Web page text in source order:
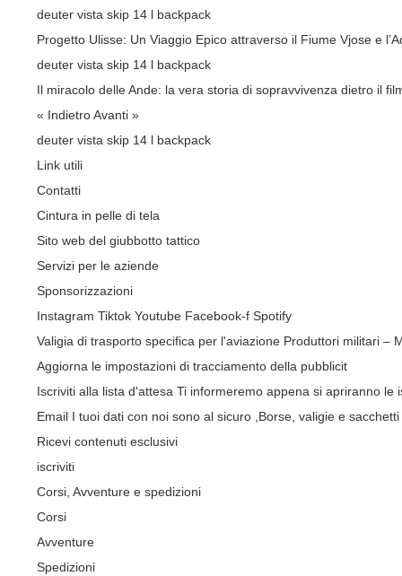
deuter vista skip 14 l backpack
Progetto Ulisse: Un Viaggio Epico attraverso il Fiume Vjose e
deuter vista skip 14 l backpack
Il miracolo delle Ande: la vera storia di sopravvivenza dietro il
« IndietroAvanti »
deuter vista skip 14 l backpack
Link utili
Contatti
Cintura in pelle di tela
Sito web del giubbotto tattico
Servizi per le aziende
Sponsorizzazioni
Instagram Tiktok Youtube Facebook-f Spotify
Valigia di trasporto specifica per l'aviazione Produttori militari –
Aggiorna le impostazioni di tracciamento della pubblicit
Iscriviti alla lista d'attesa Ti informeremo appena si apriranno le
Email I tuoi dati con noi sono al sicuro ,Borse, valigie e
Ricevi contenuti esclusivi
iscriviti
Corsi, Avventure e spedizioni
Corsi
Avventure
Spedizioni